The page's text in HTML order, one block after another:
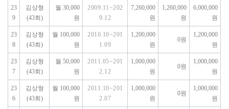
23
9
김상형
(43회)
월 30,000
원
2009.11~202
9.12
7,260,000
원
1,260,000
원
6,000,000
원
23
8
김상형
(43회)
월 100,000
원
2010.10~201
1.09
1,200,000
원
0원
1,200,000
원
23
7
김상형
(43회)
월 50,000
원
2011.05~201
2.12
1,000,000
원
0원
1,000,000
원
23
6
김상형
(43회)
월 100,000
원
2011.10~201
2.07
1,000,000
원
0원
1,000,000
원